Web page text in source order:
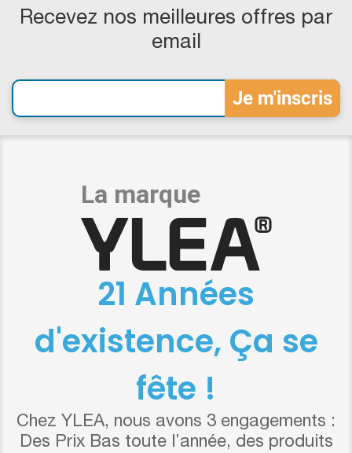
Recevez nos meilleures offres par
email
21 Années
d'existence, Ça se
fête !
Chez YLEA, nous avons 3 engagements :
Des Prix Bas toute l’année, des produits